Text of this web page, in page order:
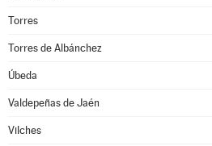
Torres
Torres de Albánchez
Úbeda
Valdepeñas de Jaén
Vilches